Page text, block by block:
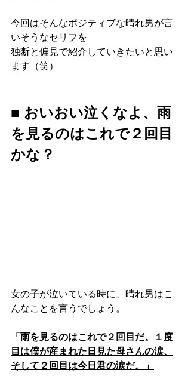
今回はそんなポジティブな晴れ男が言
いそうなセリフを
独断と偏見で紹介していきたいと思い
ます（笑）
■ おいおい泣くなよ、雨
を見るのはこれで２回目
かな？
女の子が泣いている時に、晴れ男はこ
んなことを言うでしょう。
「雨を見るのはこれで２回目だ。１度
目は僕が産まれた日見た母さんの涙、
そして２回目は今日君の涙だ。」